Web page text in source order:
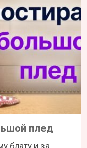
плед
блату и за